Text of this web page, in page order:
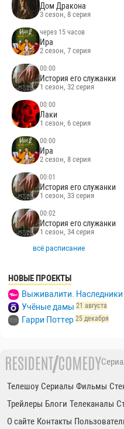
через 9 часов
Большой куш Бангкок
через 12 часов
Погоня
через 14 часов
Дом Дракона
через 15 часов
Ира
00:00
История его служанки
00:00
Лаки
00:00
Ира
1 сезон, 33 серия
00:02
История его служанки
1 сезон, 34 серия
НОВЫЕ ПРОЕКТЫ
Выживалити. Наследники
Учёные дамы 21 августа